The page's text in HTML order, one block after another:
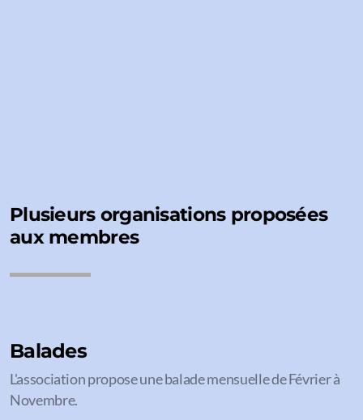
Plusieurs organisations proposées
aux membres
Balades
L'association propose une balade mensuelle de Février à
Novembre.